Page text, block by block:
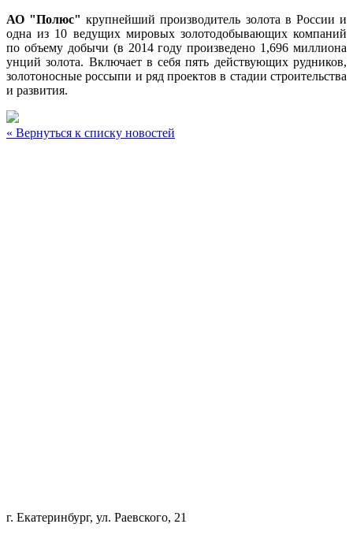
АО "Полюс" крупнейший производитель золота в России и
одна из 10 ведущих мировых золотодобывающих компаний
по объему добычи (в 2014 году произведено 1,696 миллиона
унций золота. Включает в себя пять действующих рудников,
золотоносные россыпи и ряд проектов в стадии строительства
и развития.
« Вернуться к списку новостей
г. Екатеринбург, ул. Раевского, 21